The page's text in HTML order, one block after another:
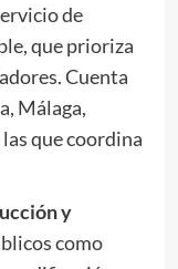
de
que prioriza
Cuenta
Málaga,
que coordina
y
como